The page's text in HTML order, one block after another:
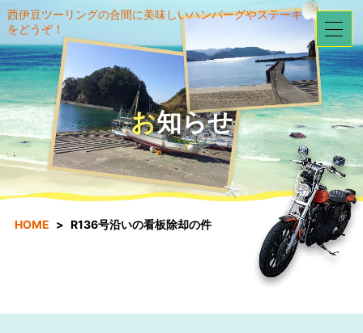
西伊豆ツーリングの合間に美味しいハンバーグやステーキ
をどうぞ！
お知らせ
HOME R136号沿いの看板除却の件